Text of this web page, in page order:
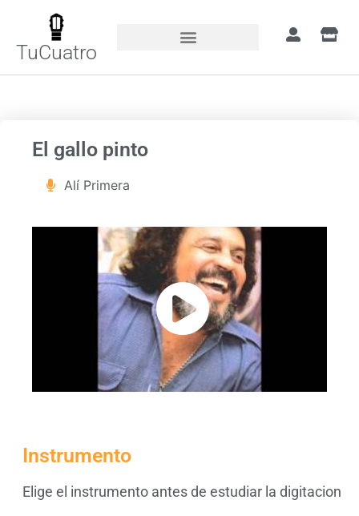
TuCuatro
El gallo pinto
Alí Primera
Instrumento
Elige el instrumento antes de estudiar la digitacion